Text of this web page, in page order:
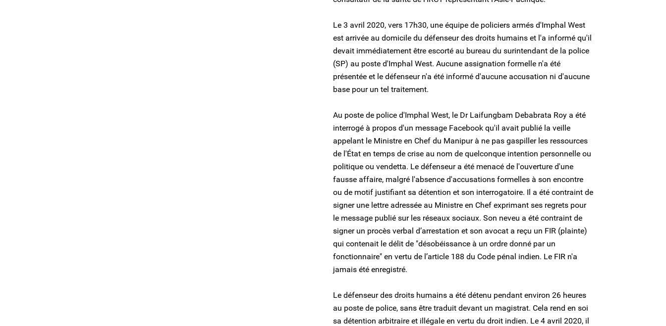
Le 3 avril 2020, vers 17h30, une équipe de policiers armés d'Imphal West
est arrivée au domicile du défenseur des droits humains et l'a informé qu'il
devait immédiatement être escorté au bureau du surintendant de la police
(SP) au poste d'Imphal West. Aucune assignation formelle n'a été
présentée et le défenseur n'a été informé d'aucune accusation ni d'aucune
base pour un tel traitement.
Au poste de police d'Imphal West, le Dr Laifungbam Debabrata Roy a été
interrogé à propos d'un message Facebook qu'il avait publié la veille
appelant le Ministre en Chef du Manipur à ne pas gaspiller les ressources
de l'État en temps de crise au nom de quelconque intention personnelle ou
politique ou vendetta. Le défenseur a été menacé de l'ouverture d'une
fausse affaire, malgré l'absence d'accusations formelles à son encontre
ou de motif justifiant sa détention et son interrogatoire. Il a été contraint de
signer une lettre adressée au Ministre en Chef exprimant ses regrets pour
le message publié sur les réseaux sociaux. Son neveu a été contraint de
signer un procès verbal d’arrestation et son avocat a reçu un FIR (plainte)
qui contenait le délit de "désobéissance à un ordre donné par un
fonctionnaire" en vertu de l’article 188 du Code pénal indien. Le FIR n'a
jamais été enregistré.
Le défenseur des droits humains a été détenu pendant environ 26 heures
au poste de police, sans être traduit devant un magistrat. Cela rend en soi
sa détention arbitraire et illégale en vertu du droit indien. Le 4 avril 2020, il